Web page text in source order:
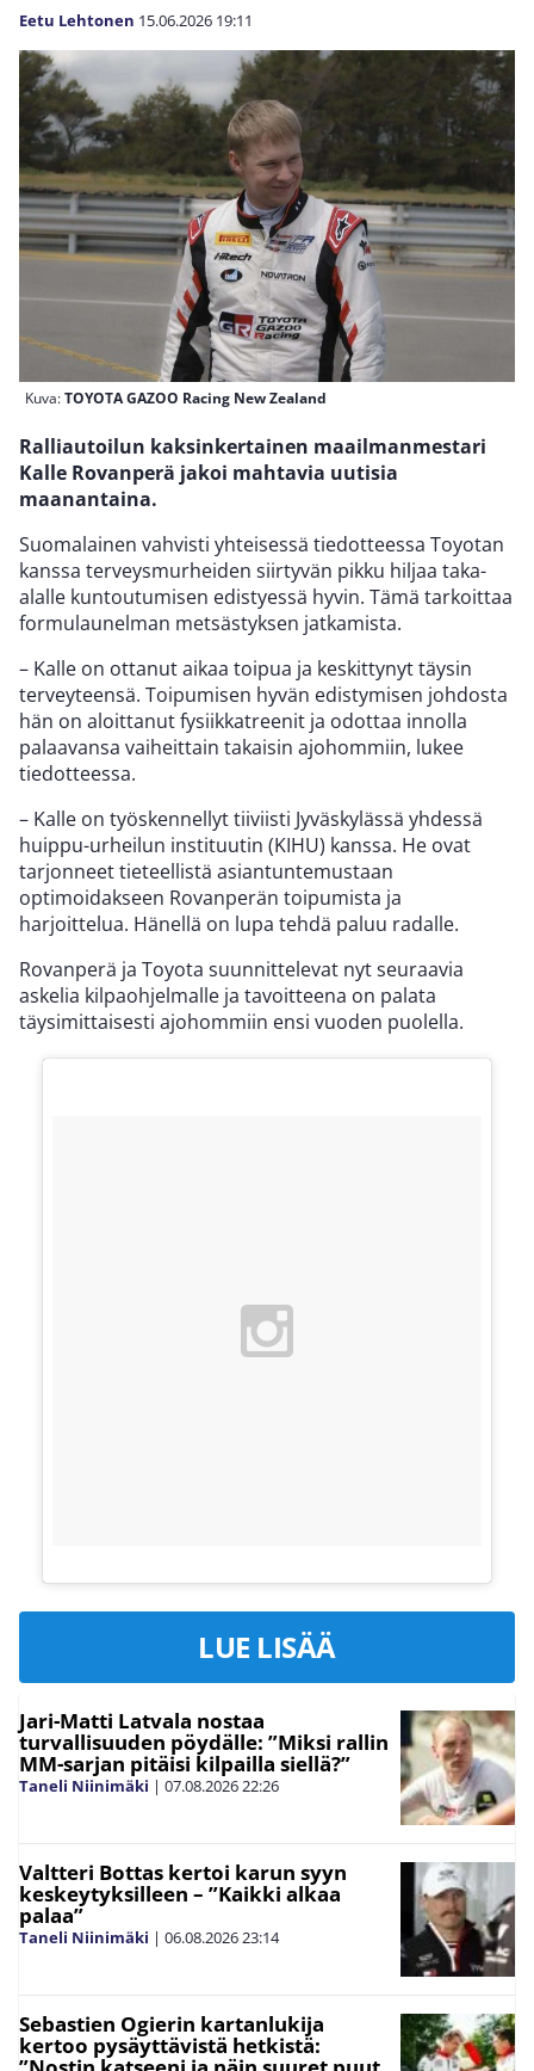
Eetu Lehtonen 15.06.2026 19:11
Kuva:TOYOTA GAZOO Racing New Zealand
Ralliautoilun kaksinkertainen maailmanmestari
Kalle Rovanperä jakoi mahtavia uutisia
maanantaina.
Suomalainen vahvisti yhteisessä tiedotteessa Toyotan
kanssa terveysmurheiden siirtyvän pikku hiljaa taka-
alalle kuntoutumisen edistyessä hyvin. Tämä tarkoittaa
formulaunelman metsästyksen jatkamista.
– Kalle on ottanut aikaa toipua ja keskittynyt täysin
terveyteensä. Toipumisen hyvän edistymisen johdosta
hän on aloittanut fysiikkatreenit ja odottaa innolla
palaavansa vaiheittain takaisin ajohommiin, lukee
tiedotteessa.
– Kalle on työskennellyt tiiviisti Jyväskylässä yhdessä
huippu-urheilun instituutin (KIHU) kanssa. He ovat
tarjonneet tieteellistä asiantuntemustaan
optimoidakseen Rovanperän toipumista ja
harjoittelua. Hänellä on lupa tehdä paluu radalle.
Rovanperä ja Toyota suunnittelevat nyt seuraavia
askelia kilpaohjelmalle ja tavoitteena on palata
täysimittaisesti ajohommiin ensi vuoden puolella.
LUE LISÄÄ
Jari-Matti Latvala nostaa
turvallisuuden pöydälle: ”Miksi rallin
MM-sarjan pitäisi kilpailla siellä?”
Taneli Niinimäki | 07.08.202622:26
Valtteri Bottas kertoi karun syyn
keskeytyksilleen – ”Kaikki alkaa
palaa”
Taneli Niinimäki | 06.08.202623:14
Sebastien Ogierin kartanlukija
kertoo pysäyttävistä hetkistä: